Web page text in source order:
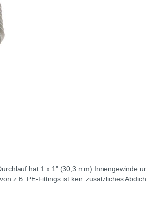
hat 1 x 1" (30,3 mm) Innengewinde
z.B. PE-Fittings ist kein zusätzliches